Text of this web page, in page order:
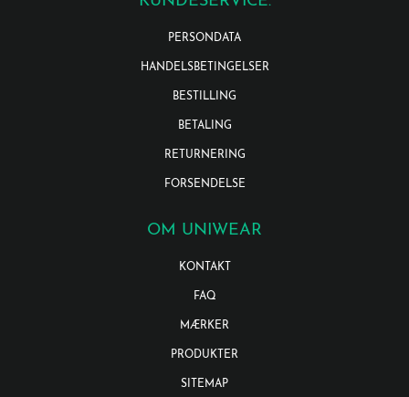
PERSONDATA
HANDELSBETINGELSER
BESTILLING
BETALING
RETURNERING
FORSENDELSE
OM UNIWEAR
KONTAKT
FAQ
MÆRKER
PRODUKTER
SITEMAP